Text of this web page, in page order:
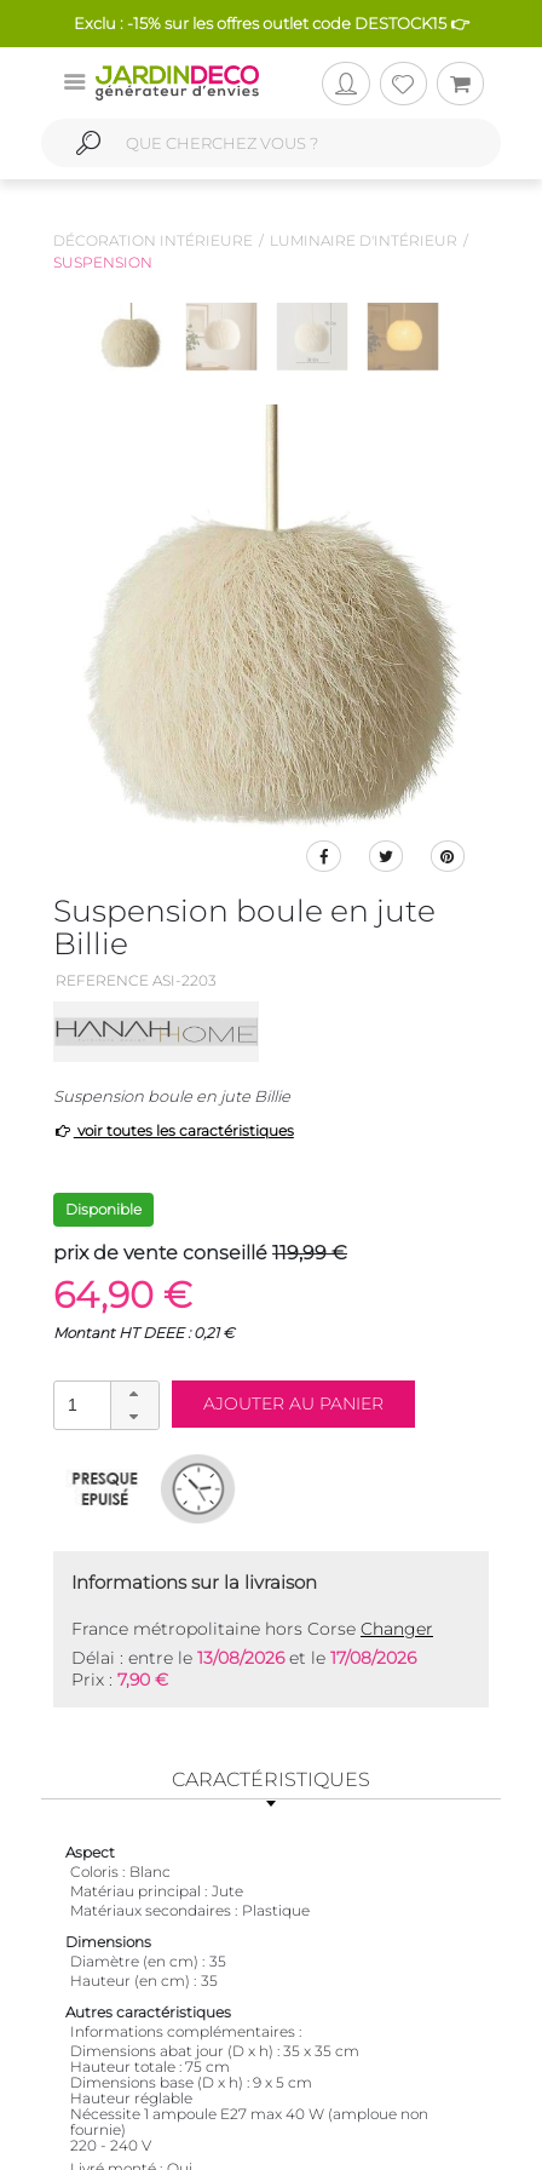
Exclu : -15% sur les offres outlet code DESTOCK15 👉
DÉCORATION INTÉRIEURE
LUMINAIRE D'INTÉRIEUR
SUSPENSION
Suspension boule en jute
Billie
REFERENCE ASI-2203
Suspension boule en jute Billie
voir toutes les caractéristiques
Disponible
prix de vente conseillé 119,99 €
64,90 €
Montant HT DEEE : 0,21 €
Informations sur la livraison
France métropolitaine hors Corse Changer
Délai : entre le 13/08/2026et le 17/08/2026
Prix : 7,90 €
CARACTÉRISTIQUES
Aspect
Coloris
Blanc
Matériau principal
Jute
Matériaux secondaires
Plastique
Dimensions
Diamètre (en cm)
35
Hauteur (en cm)
35
Autres caractéristiques
Informations complémentaires
Dimensions abat jour (D x h) : 35 x 35 cm
Hauteur totale : 75 cm
Dimensions base (D x h) : 9 x 5 cm
Hauteur réglable
Nécessite 1 ampoule E27 max 40 W (amploue non
fournie)
220 - 240 V